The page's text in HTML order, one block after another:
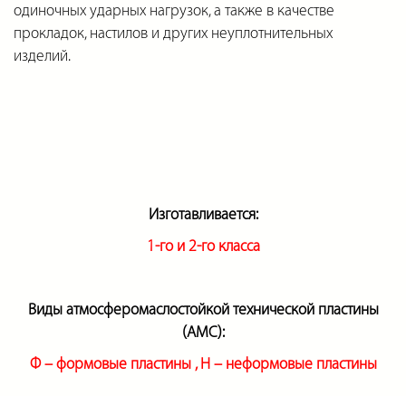
одиночных ударных нагрузок, а также в качестве
прокладок, настилов и других неуплотнительных
изделий.
Изготавливается:
1-го и 2-го класса
Виды атмосферомаслостойкой технической пластины
(АМС):
Ф – формовые пластины , Н –неформовые пластины